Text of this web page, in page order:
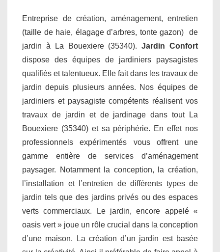
Entreprise de création, aménagement, entretien
(taille de haie, élagage d’arbres, tonte gazon) de
jardin à La Bouexiere (35340).Jardin Confort
dispose des équipes de jardiniers paysagistes
qualifiés et talentueux. Elle fait dans les travaux de
jardin depuis plusieurs années. Nos équipes de
jardiniers et paysagiste compétents réalisent vos
travaux de jardin et de jardinage dans tout La
Bouexiere (35340) et sa périphérie. En effet nos
professionnels expérimentés vous offrent une
gamme entière de services d’aménagement
paysager. Notamment la conception, la création,
l’installation et l’entretien de différents types de
jardin tels que des jardins privés ou des espaces
verts commerciaux. Le jardin, encore appelé «
oasis vert » joue un rôle crucial dans la conception
d’une maison. La création d’un jardin est basée